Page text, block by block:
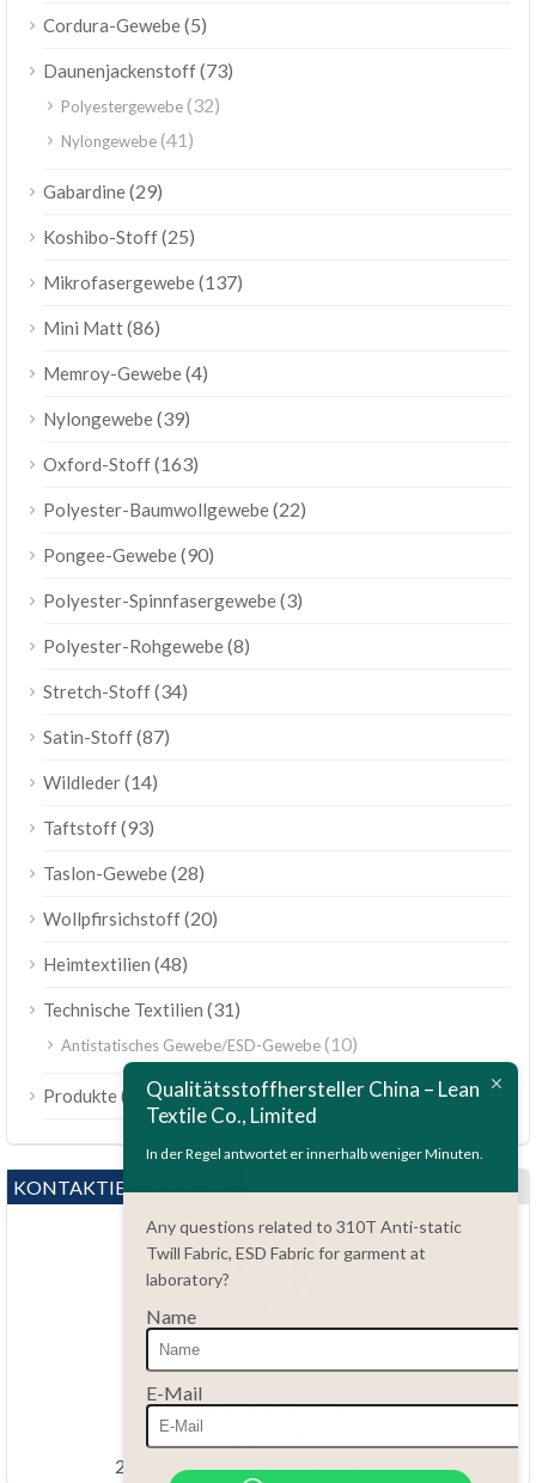
Cordura-Gewebe(5)
Daunenjackenstoff(73)
Polyestergewebe(32)
Nylongewebe(41)
Gabardine(29)
Koshibo-Stoff(25)
Mikrofasergewebe(137)
Mini Matt(86)
Memroy-Gewebe(4)
Nylongewebe(39)
Oxford-Stoff(163)
Polyester-Baumwollgewebe(22)
Pongee-Gewebe(90)
Polyester-Spinnfasergewebe(3)
Polyester-Rohgewebe(8)
Stretch-Stoff(34)
Satin-Stoff(87)
Wildleder(14)
Taftstoff(93)
Taslon-Gewebe(28)
Wollpfirsichstoff(20)
Heimtextilien (48)
Technische Textilien (31)
Antistatisches Gewebe/ESD-Gewebe(10)
Produkte(189)
KONTAKTIEREN SIE UNS
86.15051486055
haiming@leantex.com
24 Stunden am Tag, 7 Tage die Woche
Qualitätsstoffhersteller China – Lean
Textile Co., Limited
In der Regel antwortet er innerhalb weniger Minuten.
Any questions related to 310T Anti-static
Twill Fabric, ESD Fabric for garment at
laboratory?
Name
E-Mail
Italiano
Português do Brasil
Русский
Tiếng Việt
Bahasa Indonesia
Polski
Bahasa Melayu